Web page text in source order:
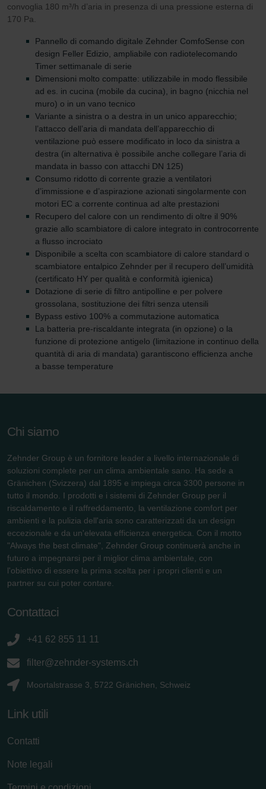
convoglia 180 m³/h d’aria in presenza di una pressione esterna di
170 Pa.
Pannello di comando digitale Zehnder ComfoSense con
design Feller Edizio, ampliabile con radiotelecomando
Timer settimanale di serie
Dimensioni molto compatte: utilizzabile in modo flessibile
ad es. in cucina (mobile da cucina), in bagno (nicchia nel
muro) o in un vano tecnico
Variante a sinistra o a destra in un unico apparecchio;
l’attacco dell’aria di mandata dell’apparecchio di
ventilazione può essere modificato in loco da sinistra a
destra (in alternativa è possibile anche collegare l’aria di
mandata in basso con attacchi DN 125)
Consumo ridotto di corrente grazie a ventilatori
d’immissione e d’aspirazione azionati singolarmente con
motori EC a corrente continua ad alte prestazioni
Recupero del calore con un rendimento di oltre il 90%
grazie allo scambiatore di calore integrato in controcorrente
a flusso incrociato
Disponibile a scelta con scambiatore di calore standard o
scambiatore entalpico Zehnder per il recupero dell’umidità
(certificato HY per qualità e conformità igienica)
Dotazione di serie di filtro antipolline e per polvere
grossolana, sostituzione dei filtri senza utensili
Bypass estivo 100% a commutazione automatica
La batteria pre-riscaldante integrata (in opzione) o la
funzione di protezione antigelo (limitazione in continuo della
quantità di aria di mandata) garantiscono efficienza anche
a basse temperature
Chi siamo
Zehnder Group è un fornitore leader a livello internazionale di
soluzioni complete per un clima ambientale sano. Ha sede a
Gränichen (Svizzera) dal 1895 e impiega circa 3300 persone in
tutto il mondo. I prodotti e i sistemi di Zehnder Group per il
riscaldamento e il raffreddamento, la ventilazione comfort per
ambienti e la pulizia dell'aria sono caratterizzati da un design
eccezionale e da un'elevata efficienza energetica. Con il motto
"Always the best climate", Zehnder Group continuerà anche in
futuro a impegnarsi per il miglior clima ambientale, con
l'obiettivo di essere la prima scelta per i propri clienti e un
partner su cui poter contare.
Contattaci
+41 62 855 11 11
filter@zehnder-systems.ch
Moortalstrasse 3, 5722 Gränichen, Schweiz
Link utili
Contatti
Note legali